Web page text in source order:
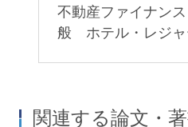
不動産ファイナン
般 ホテル・レジ
関連する論文・